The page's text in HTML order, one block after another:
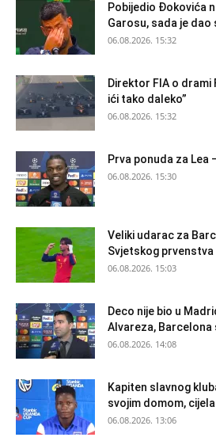
Pobijedio Đokovića
Garosu, sada je dao
06.08.2026. 15:32
Direktor FIA o drami
ići tako daleko”
06.08.2026. 15:32
Prva ponuda za Lea
06.08.2026. 15:30
Veliki udarac za
Svjetskog
06.08.2026. 15:03
Deco nije bio u
Alvareza, Barcelona
06.08.2026. 14:08
Kapiten slavnog
svojim domom,
06.08.2026. 13:06